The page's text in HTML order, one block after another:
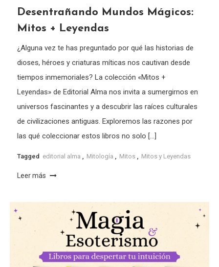
Desentrañando Mundos Mágicos:
Mitos + Leyendas
¿Alguna vez te has preguntado por qué las historias de
dioses, héroes y criaturas míticas nos cautivan desde
tiempos inmemoriales? La colección «Mitos +
Leyendas» de Editorial Alma nos invita a sumergirnos en
universos fascinantes y a descubrir las raíces culturales
de civilizaciones antiguas. Exploremos las razones por
las qué coleccionar estos libros no solo […]
Tagged editorial alma , Mitología , Mitos , Mitos y Leyendas
Leer más